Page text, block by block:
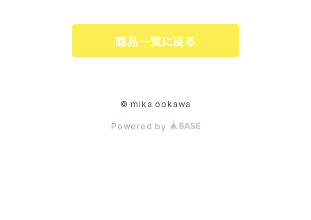
商品一覧に戻る
© mika ookawa
Powered by